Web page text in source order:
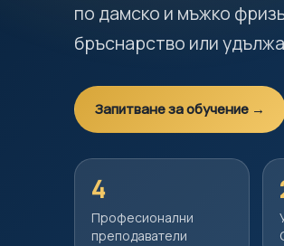
по дамско и мъжко
бръснарство или
Запитване за обучение →
4
Професионални
преподаватели